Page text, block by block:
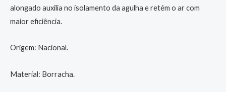
alongado auxilia no isolamento da agulha e retém o ar com
maior eficiência.
Origem: Nacional.
Material: Borracha.